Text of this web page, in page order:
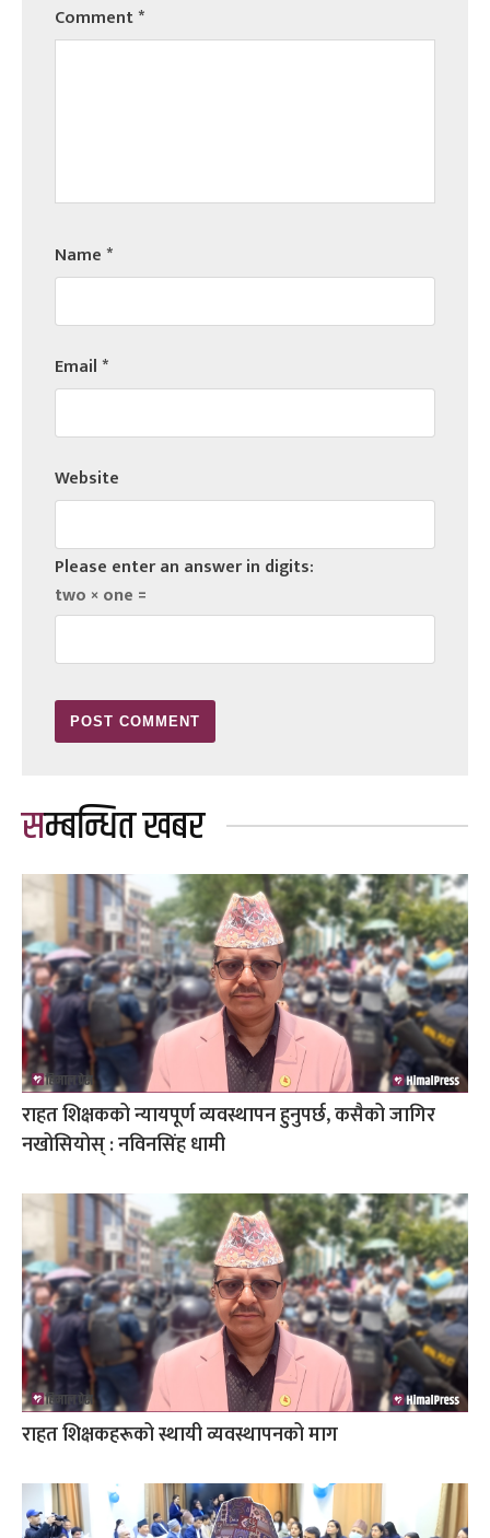
Comment*
Name*
Email*
Website
Please enter an answer in digits:
two × one =
सम्बन्धित खबर
राहत शिक्षकको न्यायपूर्ण व्यवस्थापन हुनुपर्छ, कसैको जागिर
नखोसियोस् : नविनसिंह धामी
राहत शिक्षकहरूको स्थायी व्यवस्थापनको माग